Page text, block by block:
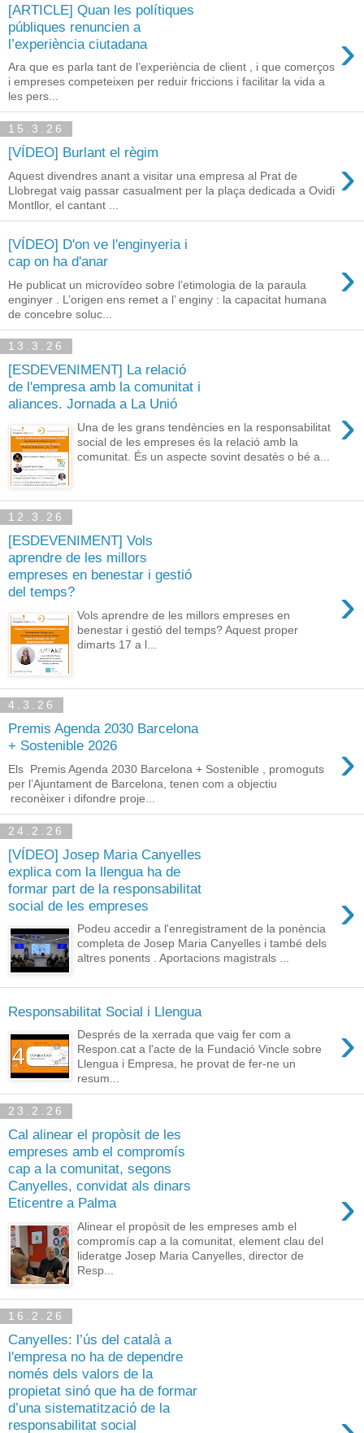
[ARTICLE] Quan les polítiques
públiques renuncien a
l’experiència ciutadana
›
Ara que es parla tant de l’experiència de client , i que comerços
i empreses competeixen per reduir friccions i facilitar la vida a
les pers...
15.3.26
[VÍDEO] Burlant el règim ›
Aquest divendres anant a visitar una empresa al Prat de
Llobregat vaig passar casualment per la plaça dedicada a Ovidi
Montllor, el cantant ...
[VÍDEO] D'on ve l'enginyeria i
cap on ha d'anar
›
He publicat un microvídeo sobre l’etimologia de la paraula
enginyer . L’origen ens remet a l’ enginy : la capacitat humana
de concebre soluc...
13.3.26
[ESDEVENIMENT] La relació
de l'empresa amb la comunitat i
aliances. Jornada a La Unió
›
Una de les grans tendències en la responsabilitat
social de les empreses és la relació amb la
comunitat. És un aspecte sovint desatès o bé a...
12.3.26
[ESDEVENIMENT] Vols
aprendre de les millors
empreses en benestar i gestió
del temps?
›
Vols aprendre de les millors empreses en
benestar i gestió del temps? Aquest proper
dimarts 17 a l...
4.3.26
Premis Agenda 2030 Barcelona
+ Sostenible 2026
›
Els Premis Agenda 2030 Barcelona + Sostenible , promoguts
per l’Ajuntament de Barcelona, tenen com a objectiu
reconèixer i difondre proje...
24.2.26
[VÍDEO] Josep Maria Canyelles
explica com la llengua ha de
formar part de la responsabilitat
social de les empreses
›
Podeu accedir a l'enregistrament de la ponència
completa de Josep Maria Canyelles i també dels
altres ponents . Aportacions magistrals ...
Responsabilitat Social i Llengua
›
Després de la xerrada que vaig fer com a
Respon.cat a l'acte de la Fundació Vincle sobre
Llengua i Empresa, he provat de fer-ne un
resum...
23.2.26
Cal alinear el propòsit de les
empreses amb el compromís
cap a la comunitat, segons
Canyelles, convidat als dinars
Eticentre a Palma
›
Alinear el propòsit de les empreses amb el
compromís cap a la comunitat, element clau del
lideratge Josep Maria Canyelles, director de
Resp...
16.2.26
Canyelles: l’ús del català a
l'empresa no ha de dependre
només dels valors de la
propietat sinó que ha de formar
d’una sistematització de la
responsabilitat social